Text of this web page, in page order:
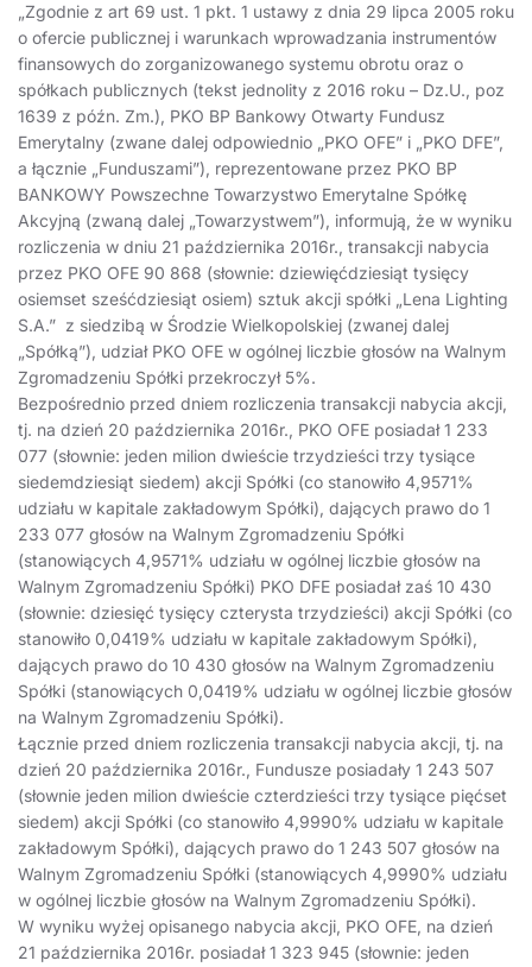
„Zgodnie z art 69 ust. 1 pkt. 1 ustawy z dnia 29 lipca 2005 roku
o ofercie publicznej i warunkach wprowadzania instrumentów
finansowych do zorganizowanego systemu obrotu oraz o
spółkach publicznych (tekst jednolity z 2016 roku – Dz.U., poz
1639 z późn. Zm.), PKO BP Bankowy Otwarty Fundusz
Emerytalny (zwane dalej odpowiednio „PKO OFE” i „PKO DFE”,
a łącznie „Funduszami”), reprezentowane przez PKO BP
BANKOWY Powszechne Towarzystwo Emerytalne Spółkę
Akcyjną (zwaną dalej „Towarzystwem”), informują, że w wyniku
rozliczenia w dniu 21 października 2016r., transakcji nabycia
przez PKO OFE 90 868 (słownie: dziewięćdziesiąt tysięcy
osiemset sześćdziesiąt osiem) sztuk akcji spółki „Lena Lighting
S.A.” z siedzibą w Środzie Wielkopolskiej (zwanej dalej
„Spółką”), udział PKO OFE w ogólnej liczbie głosów na Walnym
Zgromadzeniu Spółki przekroczył 5%.
Bezpośrednio przed dniem rozliczenia transakcji nabycia akcji,
tj. na dzień 20 października 2016r., PKO OFE posiadał 1 233
077 (słownie: jeden milion dwieście trzydzieści trzy tysiące
siedemdziesiąt siedem) akcji Spółki (co stanowiło 4,9571%
udziału w kapitale zakładowym Spółki), dających prawo do 1
233 077 głosów na Walnym Zgromadzeniu Spółki
(stanowiących 4,9571% udziału w ogólnej liczbie głosów na
Walnym Zgromadzeniu Spółki) PKO DFE posiadał zaś 10 430
(słownie: dziesięć tysięcy czterysta trzydzieści) akcji Spółki (co
stanowiło 0,0419% udziału w kapitale zakładowym Spółki),
dających prawo do 10 430 głosów na Walnym Zgromadzeniu
Spółki (stanowiących 0,0419% udziału w ogólnej liczbie głosów
na Walnym Zgromadzeniu Spółki).
Łącznie przed dniem rozliczenia transakcji nabycia akcji, tj. na
dzień 20 października 2016r., Fundusze posiadały 1 243 507
(słownie jeden milion dwieście czterdzieści trzy tysiące pięćset
siedem) akcji Spółki (co stanowiło 4,9990% udziału w kapitale
zakładowym Spółki), dających prawo do 1 243 507 głosów na
Walnym Zgromadzeniu Spółki (stanowiących 4,9990% udziału
w ogólnej liczbie głosów na Walnym Zgromadzeniu Spółki).
W wyniku wyżej opisanego nabycia akcji, PKO OFE, na dzień
21 października 2016r. posiadał 1 323 945 (słownie: jeden